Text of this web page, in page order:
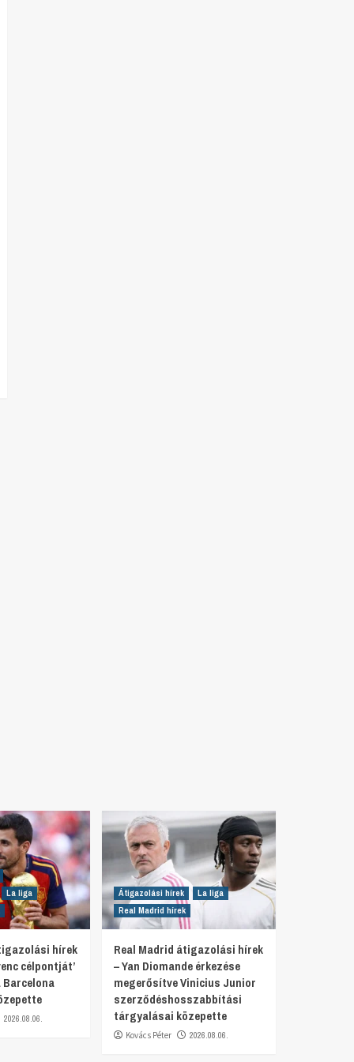
La liga
hírek
célpontját’
Barcelona
2026.08.06.
Átigazolási hírek
La liga
Real Madrid hírek
Real Madrid átigazolási hírek
– Yan Diomande érkezése
megerősítve Vinicius Junior
szerződéshosszabbítási
tárgyalásai közepette
Kovács Péter 2026.08.06.